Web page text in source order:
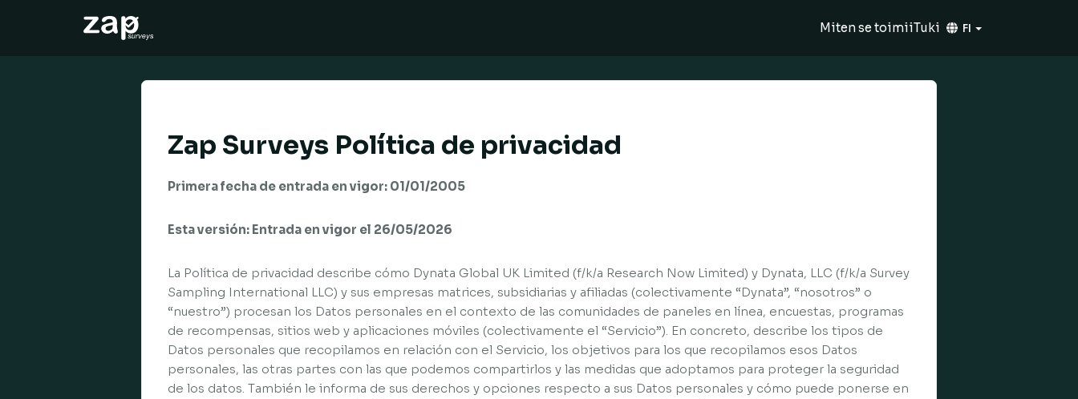
Miten se toimiiTuki FI
Zap Surveys Política de privacidad
Primera fecha de entrada en vigor: 01/01/2005
Esta versión: Entrada en vigor el 26/05/2026
La Política de privacidad describe cómo Dynata Global UK Limited (f/k/a Research Now Limited) y Dynata, LLC (f/k/a Survey
Sampling International LLC) y sus empresas matrices, subsidiarias y afiliadas (colectivamente “Dynata”, “nosotros” o
“nuestro”) procesan los Datos personales en el contexto de las comunidades de paneles en línea, encuestas, programas
de recompensas, sitios web y aplicaciones móviles (colectivamente el “Servicio”). En concreto, describe los tipos de
Datos personales que recopilamos en relación con el Servicio, los objetivos para los que recopilamos esos Datos
personales, las otras partes con las que podemos compartirlos y las medidas que adoptamos para proteger la seguridad
de los datos. También le informa de sus derechos y opciones respecto a sus Datos personales y cómo puede ponerse en